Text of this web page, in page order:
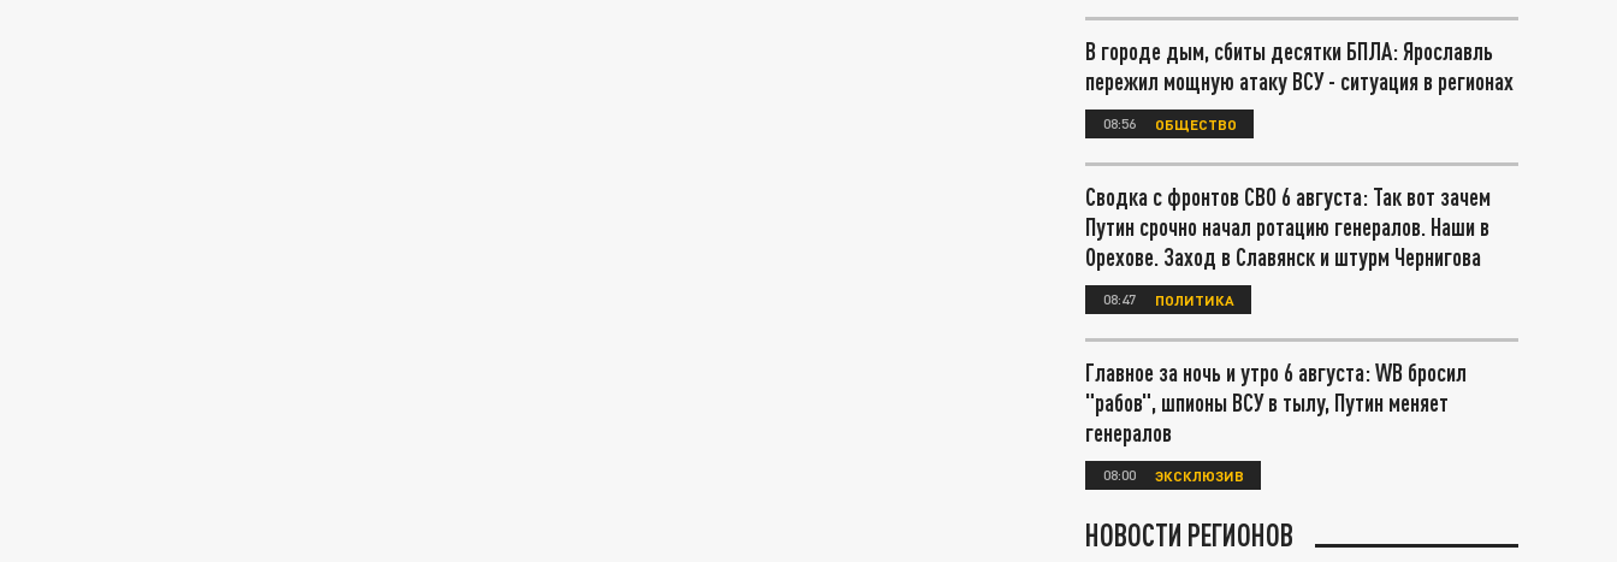
В городе дым, сбиты десятки БПЛА: Ярославль
пережил мощную атаку ВСУ - ситуация в регионах
08:56 ОБЩЕСТВО
Сводка с фронтов СВО 6 августа: Так вот зачем
Путин срочно начал ротацию генералов. Наши в
Орехове. Заход в Славянск и штурм Чернигова
08:47 ПОЛИТИКА
Главное за ночь и утро 6 августа: WB бросил
"рабов", шпионы ВСУ в тылу, Путин меняет
генералов
08:00 ЭКСКЛЮЗИВ
НОВОСТИ РЕГИОНОВ